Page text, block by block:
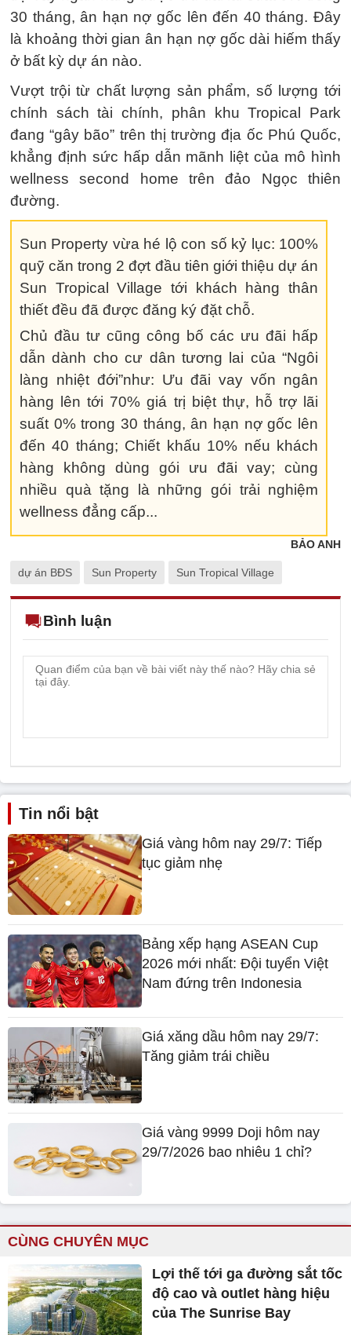
30 tháng, ân hạn nợ gốc lên đến 40 tháng. Đây
là khoảng thời gian ân hạn nợ gốc dài hiếm thấy
ở bất kỳ dự án nào.
Vượt trội từ chất lượng sản phẩm, số lượng tới
chính sách tài chính, phân khu Tropical Park
đang “gây bão” trên thị trường địa ốc Phú Quốc,
khẳng định sức hấp dẫn mãnh liệt của mô hình
wellness second home trên đảo Ngọc thiên
đường.
Sun Property vừa hé lộ con số kỷ lục: 100%
quỹ căn trong 2 đợt đầu tiên giới thiệu dự án
Sun Tropical Village tới khách hàng thân
thiết đều đã được đăng ký đặt chỗ.
Chủ đầu tư cũng công bố các ưu đãi hấp
dẫn dành cho cư dân tương lai của “Ngôi
làng nhiệt đới”như: Ưu đãi vay vốn ngân
hàng lên tới 70% giá trị biệt thự, hỗ trợ lãi
suất 0% trong 30 tháng, ân hạn nợ gốc lên
đến 40 tháng; Chiết khấu 10% nếu khách
hàng không dùng gói ưu đãi vay; cùng
nhiều quà tặng là những gói trải nghiệm
wellness đẳng cấp...
BẢO ANH
dự án BĐS Sun Property Sun Tropical Village
Bình luận
Tin nổi bật
Giá vàng hôm nay 29/7: Tiếp
tục giảm nhẹ
Bảng xếp hạng ASEAN Cup
2026 mới nhất: Đội tuyển Việt
Nam đứng trên Indonesia
Giá xăng dầu hôm nay 29/7:
Tăng giảm trái chiều
Giá vàng 9999 Doji hôm nay
29/7/2026 bao nhiêu 1 chỉ?
CÙNG CHUYÊN MỤC
Lợi thế tới ga đường sắt tốc
độ cao và outlet hàng hiệu
của The Sunrise Bay